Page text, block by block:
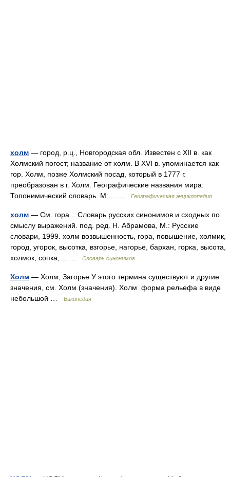
холм — город, р.ц., Новгородская обл. Известен с XII в. как
Холмский погост; название от холм. В XVI в. упоминается как
гор. Холм, позже Холмский посад, который в 1777 г.
преобразован в г. Холм. Географические названия мира:
Топонимический словарь. М:… …
Географическая энциклопедия
холм — См. гора... Словарь русских синонимов и сходных по
смыслу выражений. под. ред. Н. Абрамова, М.: Русские
словари, 1999. холм возвышенность, гора, повышение, холмик,
город, угорок, высотка, взгорье, нагорье, бархан, горка, высота,
холмок, сопка,… …
Словарь синонимов
Холм — Холм, Загорье У этого термина существуют и другие
значения, см. Холм (значения). Холм форма рельефа в виде
небольшой …
Википедия